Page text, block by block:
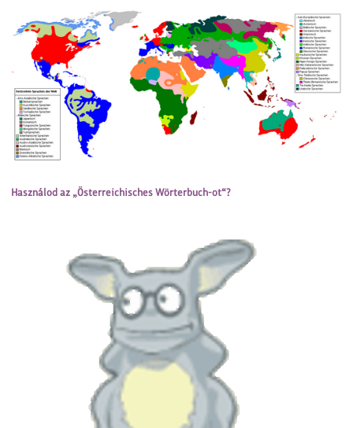
Használod az „Österreichisches Wörterbuch-ot“?